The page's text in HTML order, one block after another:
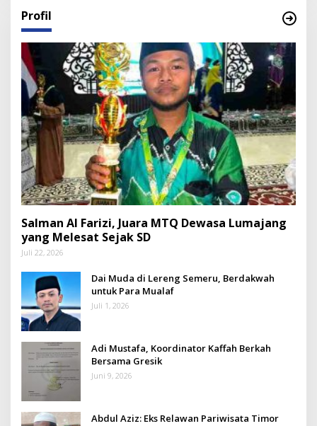
Profil
Salman Al Farizi, Juara MTQ Dewasa Lumajang
yang Melesat Sejak SD
Juli 22, 2026
Dai Muda di Lereng Semeru, Berdakwah
untuk Para Mualaf
Juli 1, 2026
Adi Mustafa, Koordinator Kaffah Berkah
Bersama Gresik
Juni 9, 2026
Abdul Aziz: Eks Relawan Pariwisata Timor